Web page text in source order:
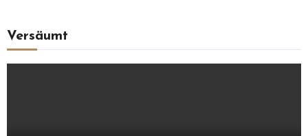
Versäumt